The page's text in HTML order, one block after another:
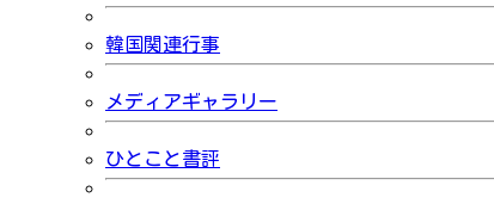
韓国関連行事
メディアギャラリー
ひとこと書評